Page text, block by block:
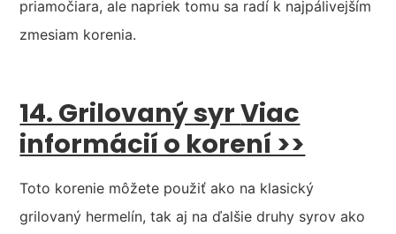
priamočiara, ale napriek tomu sa radí k najpálivejším
zmesiam korenia.
14. Grilovaný syrViac
informácií o korení >>
Toto korenie môžete použiť ako na klasický
grilovaný hermelín, tak aj na ďalšie druhy syrov ako